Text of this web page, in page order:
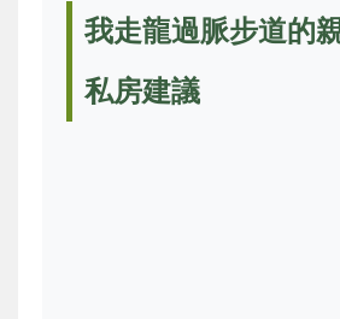
我走龍過脈步道的
私房建議